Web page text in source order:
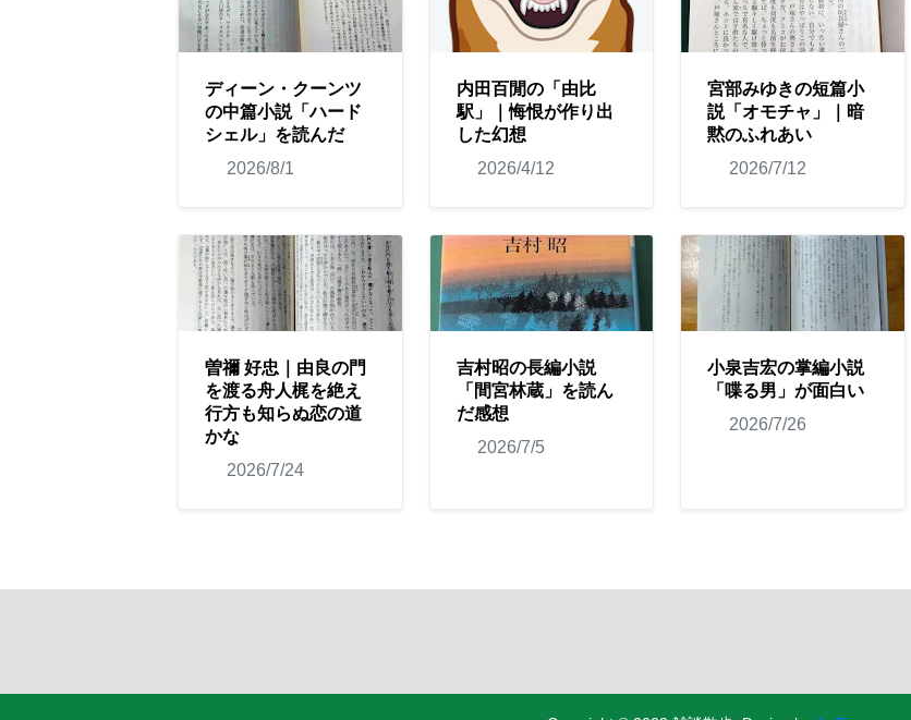
ディーン・クーンツ
の中篇小説「ハード
シェル」を読んだ
2026/8/1
内田百閒の「由比
駅」｜悔恨が作り出
した幻想
2026/4/12
宮部みゆきの短篇小
説「オモチャ」｜暗
黙のふれあい
2026/7/12
曽禰 好忠｜由良の門
を渡る舟人梶を絶え
行方も知らぬ恋の道
かな
2026/7/24
吉村昭の長編小説
「間宮林蔵」を読ん
だ感想
2026/7/5
小泉吉宏の掌編小説
「喋る男」が面白い
2026/7/26